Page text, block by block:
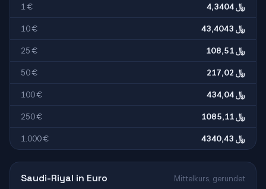
1 € 4,3404 ﷼
10 € 43,4043 ﷼
25 € 108,51 ﷼
50 € 217,02 ﷼
100 € 434,04 ﷼
250 € 1085,11 ﷼
1.000 € 4340,43 ﷼
Saudi-Riyal in Euro Mittelkurs, gerundet